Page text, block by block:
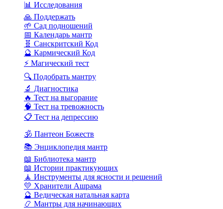
📊 Исследования
🙏 Поддержать
🌱 Сад подношений
📅 Календарь мантр
🧬 Санскритский Код
🔮 Кармический Код
⚡ Магический тест
🔍 Подобрать мантру
🔬 Диагностика
🔥 Тест на выгорание
🧠 Тест на тревожность
📋 Тест на депрессию
🕉️ Пантеон Божеств
📚 Энциклопедия мантр
📖 Библиотека мантр
📖 Истории практикующих
🧘 Инструменты для ясности и решений
💛 Хранители Ашрама
🔮 Ведическая натальная карта
📿 Мантры для начинающих